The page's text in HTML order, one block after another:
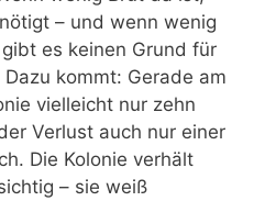
– und wenn wenig
es keinen Grund für
kommt: Gerade am
vielleicht nur zehn
Verlust auch nur einer
Die Kolonie verhält
– sie weiß